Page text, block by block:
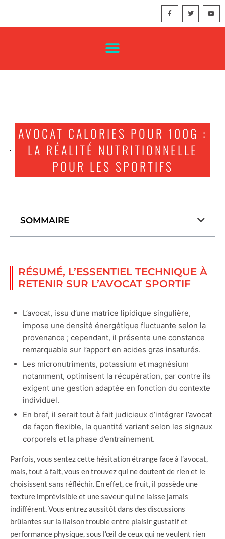
AVOCAT CALORIES POUR 100G :
LA RÉALITÉ NUTRITIONNELLE
POUR LES SPORTIFS
SOMMAIRE
RÉSUMÉ, L’ESSENTIEL TECHNIQUE À
RETENIR SUR L’AVOCAT SPORTIF
L’avocat, issu d’une matrice lipidique singulière,
impose une densité énergétique fluctuante selon la
provenance ; cependant, il présente une constance
remarquable sur l’apport en acides gras insaturés.
Les micronutriments, potassium et magnésium
notamment, optimisent la récupération, par contre ils
exigent une gestion adaptée en fonction du contexte
individuel.
En bref, il serait tout à fait judicieux d’intégrer l’avocat
de façon flexible, la quantité variant selon les signaux
corporels et la phase d’entraînement.
Parfois, vous sentez cette hésitation étrange face à l’avocat,
mais, tout à fait, vous en trouvez qui ne doutent de rien et le
choisissent sans réfléchir. En effet, ce fruit, il possède une
texture imprévisible et une saveur qui ne laisse jamais
indifférent. Vous entrez aussitôt dans des discussions
brûlantes sur la liaison trouble entre plaisir gustatif et
performance physique, sous l’œil de ceux qui ne veulent rien